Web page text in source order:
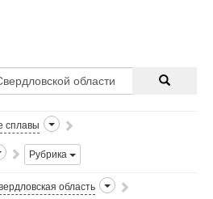
сплавы
Рубрика
область